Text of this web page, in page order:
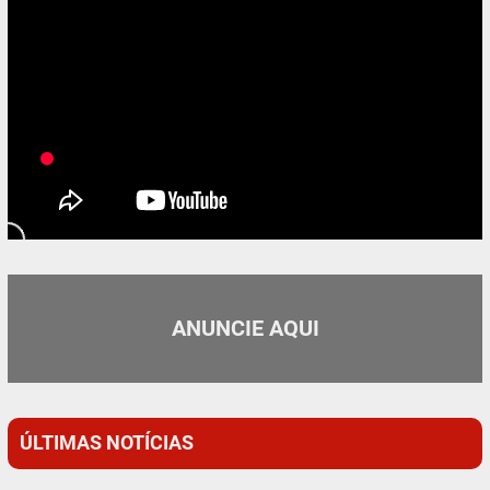
ANUNCIE AQUI
ÚLTIMAS NOTÍCIAS